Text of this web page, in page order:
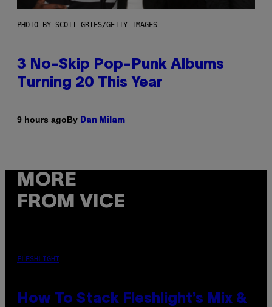
PHOTO BY SCOTT GRIES/GETTY IMAGES
3 No-Skip Pop-Punk Albums
Turning 20 This Year
9 hours agoBy Dan Milam
MORE
FROM VICE
FLESHLIGHT
How To Stack Fleshlight’s Mix &